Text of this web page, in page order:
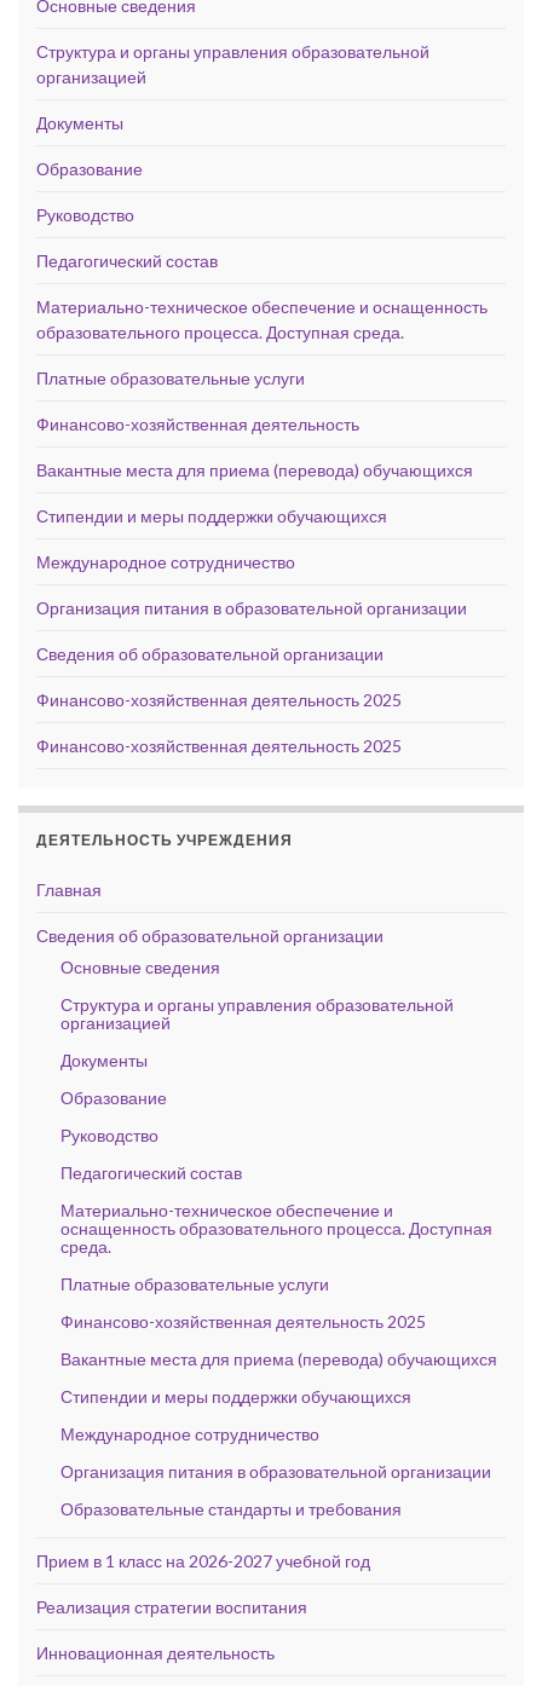
Основные сведения
Структура и органы управления образовательной
организацией
Документы
Образование
Руководство
Педагогический состав
Материально-техническое обеспечение и оснащенность
образовательного процесса. Доступная среда.
Платные образовательные услуги
Финансово-хозяйственная деятельность
Вакантные места для приема (перевода) обучающихся
Стипендии и меры поддержки обучающихся
Международное сотрудничество
Организация питания в образовательной организации
Сведения об образовательной организации
Финансово-хозяйственная деятельность 2025
Финансово-хозяйственная деятельность 2025
ДЕЯТЕЛЬНОСТЬ УЧРЕЖДЕНИЯ
Главная
Сведения об образовательной организации
Основные сведения
Структура и органы управления образовательной
организацией
Документы
Образование
Руководство
Педагогический состав
Материально-техническое обеспечение и
оснащенность образовательного процесса. Доступная
среда.
Платные образовательные услуги
Финансово-хозяйственная деятельность 2025
Вакантные места для приема (перевода) обучающихся
Стипендии и меры поддержки обучающихся
Международное сотрудничество
Организация питания в образовательной организации
Образовательные стандарты и требования
Прием в 1 класс на 2026-2027 учебной год
Реализация стратегии воспитания
Инновационная деятельность